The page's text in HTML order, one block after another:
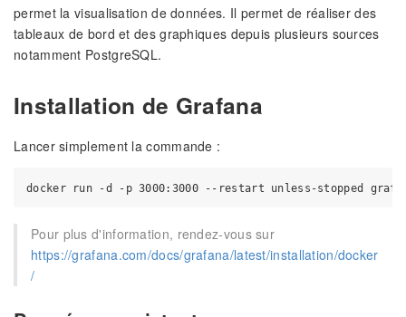
permet la visualisation de données. Il permet de réaliser des
tableaux de bord et des graphiques depuis plusieurs sources
notamment PostgreSQL.
Installation de Grafana
Lancer simplement la commande :
Pour plus d'information, rendez-vous sur
https://grafana.com/docs/grafana/latest/installation/docker
/